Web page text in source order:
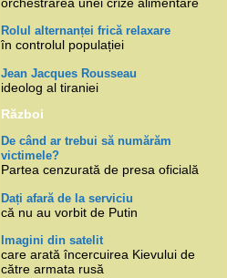
Rolul alternanței frică relaxare
în controlul populației
Jean Jacques Rousseau
ideolog al tiraniei
Război
De când ar trebui să numărăm
victimele?
Partea cenzurată de presa oficială
Dați afară de la serviciu
că nu au vorbit de Putin
Imagini din satelit
care arată încercuirea Kievului de
către armata rusă